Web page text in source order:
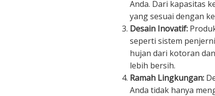
Anda. Dari kapasitas
yang sesuai dengan
Desain Inovatif:
seperti sistem
hujan dari kotoran
lebih bersih.
Ramah Lingkungan:
Anda tidak hanya